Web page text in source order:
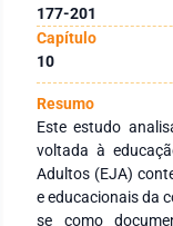
177-201
Capítulo
10
Resumo
Este estudo
voltada à
Adultos (EJA)
e educacionais da
se como